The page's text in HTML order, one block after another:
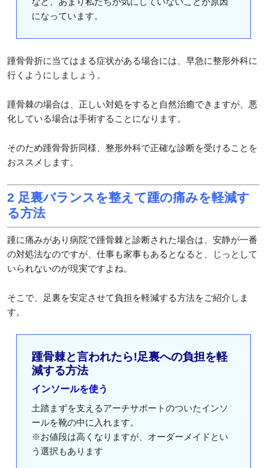
になっています。
踵骨骨折に当てはまる症状がある場合には、早急に整形外科に
行くようにしましょう。
踵骨棘の場合は、正しい対処をすると自然治癒できますが、悪
化している場合は手術することになります。
そのため踵骨骨折同様、整形外科で正確な診断を受けることを
おススメします。
2 足裏バランスを整えて踵の痛みを軽減す
る方法
踵に痛みがあり病院で踵骨棘と診断された場合は、安静が一番
の対処法なのですが、仕事も家事もあるとなると、じっとして
いられないのが現実ですよね。
そこで、足裏を安定させて負担を軽減する方法をご紹介しま
す。
踵骨棘と言われたら!足裏への負担を軽
減する方法
インソールを使う
土踏まずを支えるアーチサポートのついたインソ
ールを靴の中に入れます。
※お値段は高くなりますが、オーダーメイドとい
う選択もあります